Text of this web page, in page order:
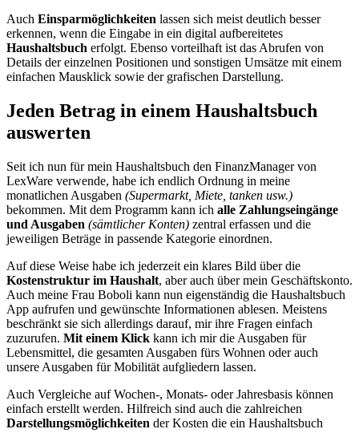
Auch Einsparmöglichkeiten lassen sich meist deutlich besser
erkennen, wenn die Eingabe in ein digital aufbereitetes
Haushaltsbuch erfolgt. Ebenso vorteilhaft ist das Abrufen von
Details der einzelnen Positionen und sonstigen Umsätze mit einem
einfachen Mausklick sowie der grafischen Darstellung.
Jeden Betrag in einem Haushaltsbuch
auswerten
Seit ich nun für mein Haushaltsbuch den FinanzManager von
LexWare verwende, habe ich endlich Ordnung in meine
monatlichen Ausgaben (Supermarkt, Miete, tanken usw.)
bekommen. Mit dem Programm kann ich alle Zahlungseingänge
und Ausgaben (sämtlicher Konten) zentral erfassen und die
jeweiligen Beträge in passende Kategorie einordnen.
Auf diese Weise habe ich jederzeit ein klares Bild über die
Kostenstruktur im Haushalt, aber auch über mein Geschäftskonto.
Auch meine Frau Boboli kann nun eigenständig die Haushaltsbuch
App aufrufen und gewünschte Informationen ablesen. Meistens
beschränkt sie sich allerdings darauf, mir ihre Fragen einfach
zuzurufen. Mit einem Klick kann ich mir die Ausgaben für
Lebensmittel, die gesamten Ausgaben fürs Wohnen oder auch
unsere Ausgaben für Mobilität aufgliedern lassen.
Auch Vergleiche auf Wochen-, Monats- oder Jahresbasis können
einfach erstellt werden. Hilfreich sind auch die zahlreichen
Darstellungsmöglichkeiten der Kosten die ein Haushaltsbuch